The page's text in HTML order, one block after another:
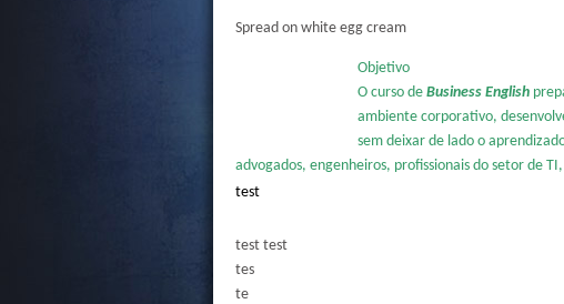
Spread on white egg cream
Objetivo
O curso de Business English
ambiente corporativo,
sem deixar de lado o
advogados, engenheiros, profissionais do setor de
test
test test
tes
te